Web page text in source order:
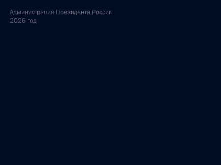
Администрация Президента России
2026 год